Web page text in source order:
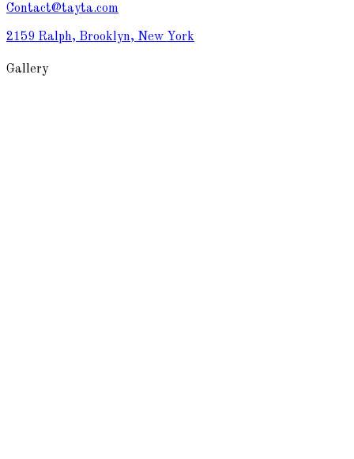
Contact@tayta.com
2159 Ralph, Brooklyn, New York
Gallery